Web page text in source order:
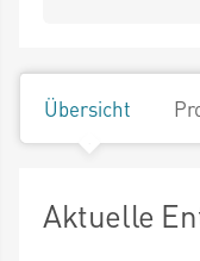
Übersicht
Aktuelle